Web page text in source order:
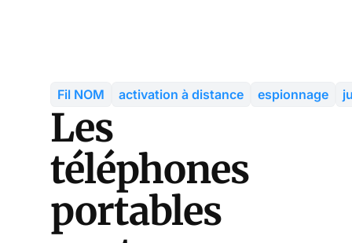
Fil NOM activation à distance espionnage
Les
téléphones
portables